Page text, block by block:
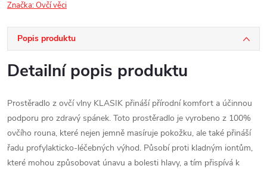
Značka:Ovčí věci
Popis produktu
Detailní popis produktu
Prostěradlo z ovčí vlny KLASIK přináší přírodní komfort a účinnou
podporu pro zdravý spánek. Toto prostěradlo je vyrobeno z 100%
ovčího rouna, které nejen jemně masíruje pokožku, ale také přináší
řadu profylakticko-léčebných výhod. Působí proti kladným iontům,
které mohou způsobovat únavu a bolesti hlavy, a tím přispívá k